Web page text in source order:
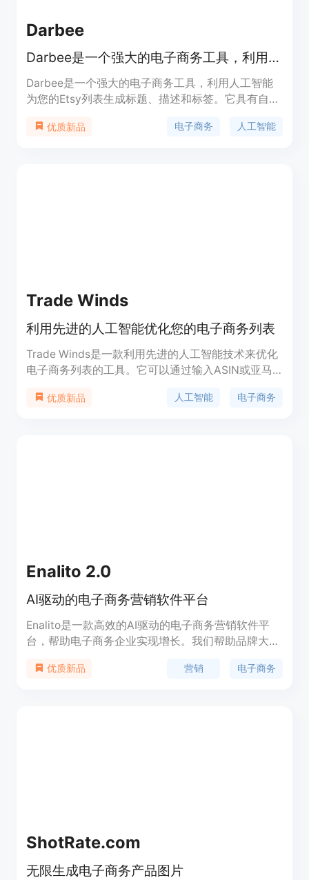
Darbee
Darbee是一个强大的电子商务工具，利用人工智能为您的Etsy列表生成标题、描述和标签。
Darbee是一个强大的电子商务工具，利用人工智能
为您的Etsy列表生成标题、描述和标签。它具有自动
力。Darbee还提供了多种语言选项，方便您在不同
优质新品 电子商务 人工智能
Trade Winds
利用先进的人工智能优化您的电子商务列表
Trade Winds是一款利用先进的人工智能技术来优化
电子商务列表的工具。它可以通过输入ASIN或亚马
在电子商务平台上的曝光度和销量。它使用先进的AI
优质新品 人工智能 电子商务
Enalito 2.0
AI驱动的电子商务营销软件平台
Enalito是一款高效的AI驱动的电子商务营销软件平
台，帮助电子商务企业实现增长。我们帮助品牌大大
务店铺进行目标定位、个性化营销、数据分析和优
优质新品 营销 电子商务
ShotRate.com
无限生成电子商务产品图片